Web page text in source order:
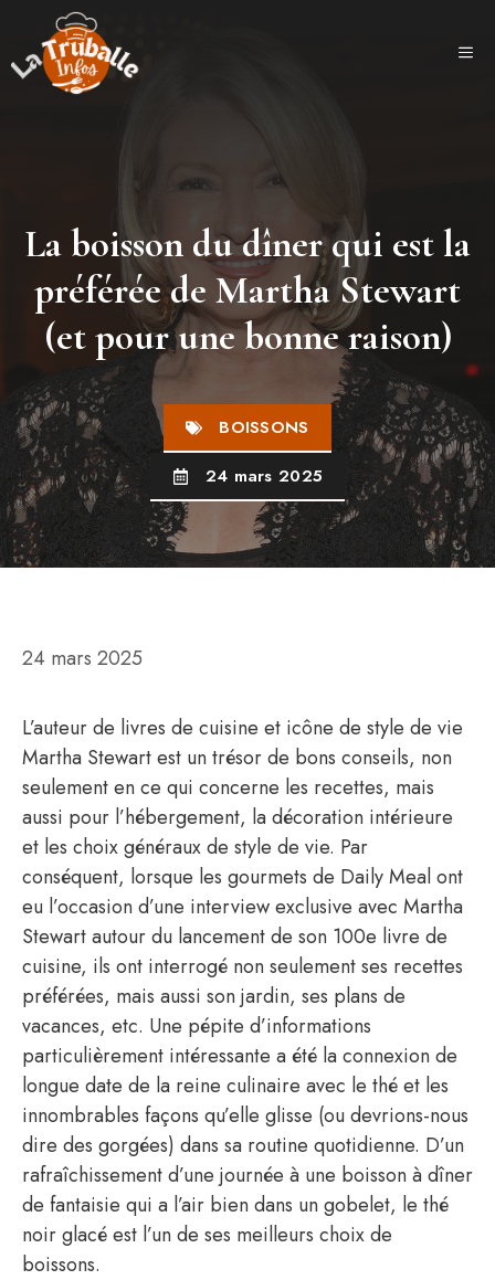
contenu
La boisson du dîner qui est la
préférée de Martha Stewart
(et pour une bonne raison)
BOISSONS
24 mars 2025
24 mars 2025
L’auteur de livres de cuisine et icône de style de vie
Martha Stewart est un trésor de bons conseils, non
seulement en ce qui concerne les recettes, mais
aussi pour l’hébergement, la décoration intérieure
et les choix généraux de style de vie. Par
conséquent, lorsque les gourmets de Daily Meal ont
eu l’occasion d’une interview exclusive avec Martha
Stewart autour du lancement de son 100e livre de
cuisine, ils ont interrogé non seulement ses recettes
préférées, mais aussi son jardin, ses plans de
vacances, etc. Une pépite d’informations
particulièrement intéressante a été la connexion de
longue date de la reine culinaire avec le thé et les
innombrables façons qu’elle glisse (ou devrions-nous
dire des gorgées) dans sa routine quotidienne. D’un
rafraîchissement d’une journée à une boisson à dîner
de fantaisie qui a l’air bien dans un gobelet, le thé
noir glacé est l’un de ses meilleurs choix de
boissons.